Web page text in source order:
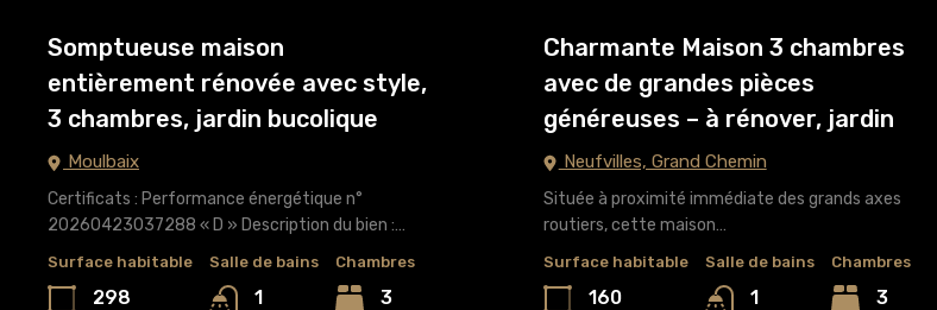
Somptueuse maison
entièrement rénovée avec style,
3 chambres, jardin bucolique
Moulbaix
Certificats : Performance énergétique n°
20260423037288 « D » Description du bien :…
Surface habitable
298
Salle de bains
1
Chambres
3
Charmante Maison 3 chambres
avec de grandes pièces
généreuses – à rénover, jardin
Neufvilles, Grand Chemin
Située à proximité immédiate des grands axes
routiers, cette maison…
Surface habitable
160
Salle de bains
1
Chambres
3